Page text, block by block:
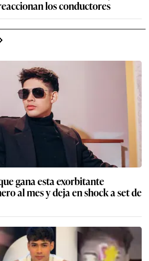
los conductores
gana esta exorbitante
al mes y deja en shock a set de